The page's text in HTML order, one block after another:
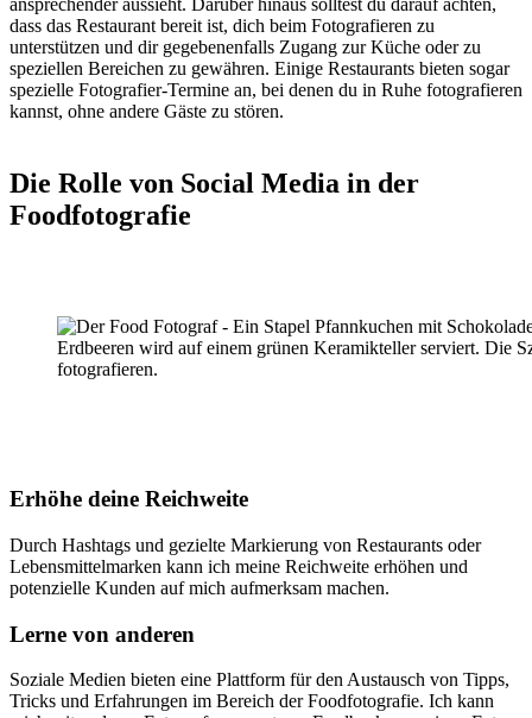
dass das Restaurant bereit ist, dich beim Fotografieren zu
unterstützen und dir gegebenenfalls Zugang zur Küche oder zu
speziellen Bereichen zu gewähren. Einige Restaurants bieten sogar
spezielle Fotografier-Termine an, bei denen du in Ruhe fotografieren
kannst, ohne andere Gäste zu stören.
Die Rolle von Social Media in der
Foodfotografie
Erhöhe deine Reichweite
Durch Hashtags und gezielte Markierung von Restaurants oder
Lebensmittelmarken kann ich meine Reichweite erhöhen und
potenzielle Kunden auf mich aufmerksam machen.
Lerne von anderen
Soziale Medien bieten eine Plattform für den Austausch von Tipps,
Tricks und Erfahrungen im Bereich der Foodfotografie. Ich kann